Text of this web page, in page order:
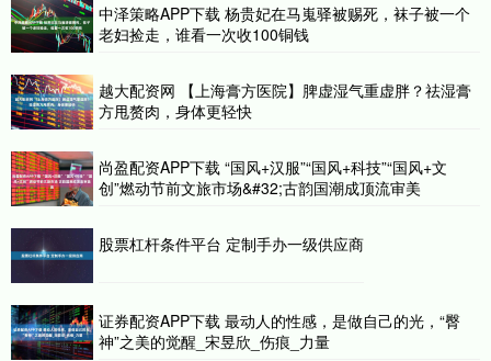
中泽策略APP下载 杨贵妃在马嵬驿被赐死，袜子被一个
老妇捡走，谁看一次收100铜钱
越大配资网 【上海膏方医院】脾虚湿气重虚胖？祛湿膏
方甩赘肉，身体更轻快
尚盈配资APP下载 “国风+汉服”“国风+科技”“国风+文
创”燃动节前文旅市场&#32;古韵国潮成顶流审美
股票杠杆条件平台 定制手办一级供应商
证券配资APP下载 最动人的性感，是做自己的光，“臀
神”之美的觉醒_宋昱欣_伤痕_力量